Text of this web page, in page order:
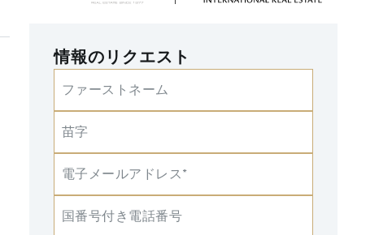
情報のリクエスト
ファーストネーム
苗字
電子メールアドレス*
国番号付き電話番号